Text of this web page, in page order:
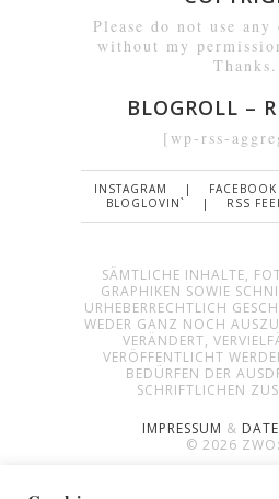
Please do not use
without my
Thanks.
BLOGROLL –
[wp-rss-
INSTAGRAM FACEBOOK
BLOGLOVIN`
RSS
SÄMTLICHE INHALTE,
GRAPHIKEN SOWIE
URHEBERRECHTLICH
WEDER GANZ NOCH
VERÄNDERT,
VERÖFFENTLICHT
BEDÜRFEN DER
SCHRIFTLICHEN
IMPRESSUM &
© 2026